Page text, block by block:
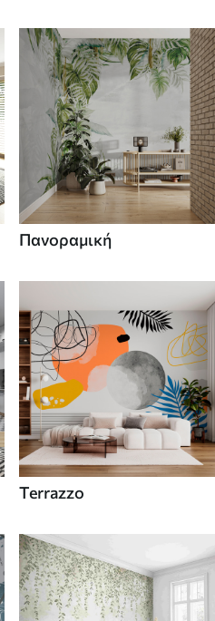
Πανοραμική
Terrazzo